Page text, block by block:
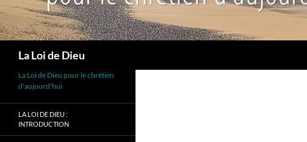
La Loi de Dieu
La Loi de Dieu pour le chrétien
d'aujourd'hui
LA LOI DE DIEU :
INTRODUCTION